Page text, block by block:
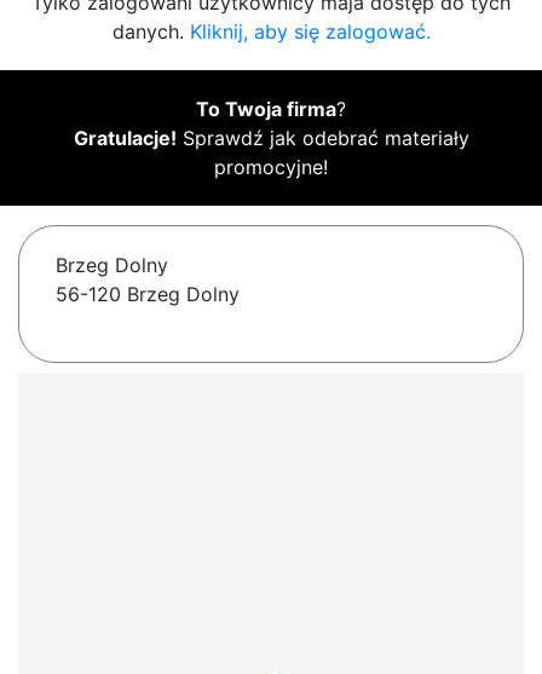
danych. Kliknij, aby się zalogować.
To Twoja firma?
Gratulacje! Sprawdź jak odebrać materiały
promocyjne!
Brzeg Dolny
56-120 Brzeg Dolny